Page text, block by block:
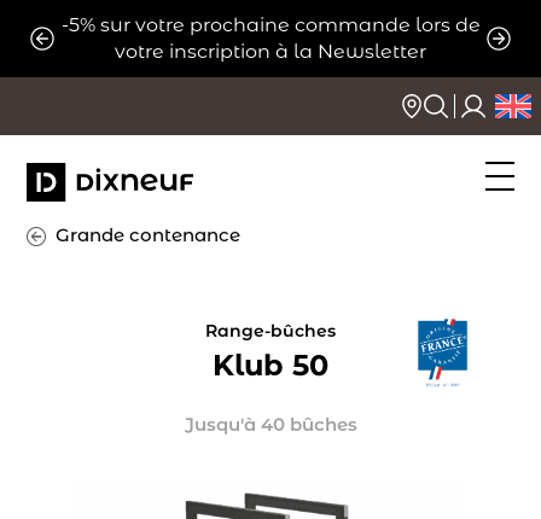
-5% sur votre prochaine commande lors de
votre inscription à la Newsletter
Grande contenance
Range-bûches
Klub 50
Jusqu'à 40 bûches